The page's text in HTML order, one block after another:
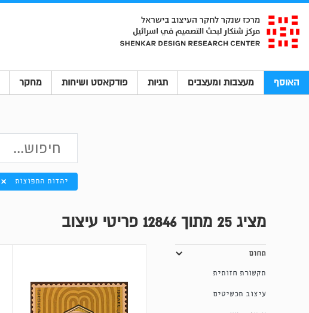
האוסף מעצבות ומעצבים תגיות פודקאסט ושיחות מחקר
יהדות התפוצות
מציג 25 מתוך 12846 פריטי עיצוב
תחום
תקשורת חזותית
עיצוב תכשיטים